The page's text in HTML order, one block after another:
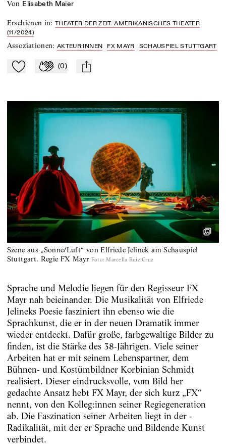
von Elisabeth Maier
Erschienen in:THEATER DER ZEIT: AMERIKANISCHES THEATER
(11/2024)
Assoziationen:AKTEUR:INNEN FX MAYR SCHAUSPIEL STUTTGART
Zu Mein-TdZ hinzufügen
Applaudieren
(0) mail
Szene aus „Sonne/Luft“ von Elfriede Jelinek am Schauspiel
Stuttgart. Regie FX Mayr Foto: Marcella Ruiz Cruz
Sprache und Melodie liegen für den Regisseur FX
Mayr nah beieinander. Die Musikalität von Elfriede
Jelineks Poesie fasziniert ihn ebenso wie die
Sprachkunst, die er in der neuen Dramatik immer
wieder entdeckt. Dafür große, farbgewaltige Bilder zu
finden, ist die Stärke des 38-Jährigen. Viele seiner
Arbeiten hat er mit seinem Lebenspartner, dem
Bühnen- und Kostümbildner Korbinian Schmidt
realisiert. Dieser eindrucksvolle, vom Bild her
gedachte Ansatz hebt FX Mayr, der sich kurz „FX“
nennt, von den Kolleg:innen seiner Regiegeneration
ab. Die Faszination seiner Arbeiten liegt in der ­
Radikalität, mit der er Sprache und Bildende Kunst
verbindet.